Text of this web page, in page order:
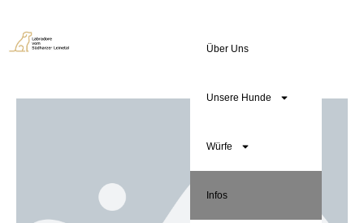
Über Uns
Unsere Hunde
Würfe
Infos